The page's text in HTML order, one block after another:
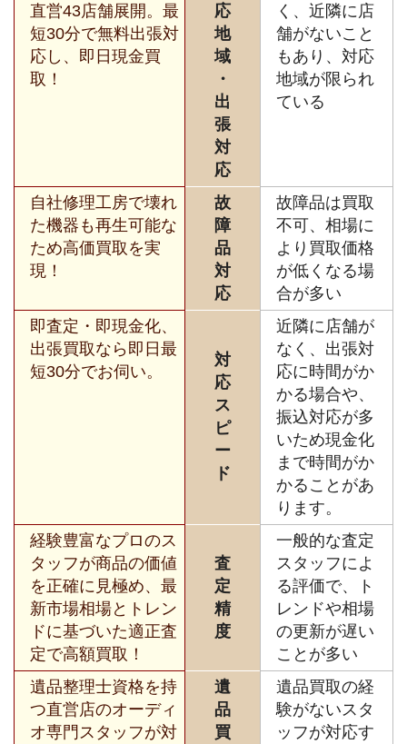
直営43店舗展開。最
短30分で無料出張対
応し、即日現金買
取！
応
地
域
・
出
張
対
応
く、近隣に店
舗がないこと
もあり、対応
地域が限られ
ている
自社修理工房で壊れ
た機器も再生可能な
ため高価買取を実
現！
故
障
品
対
応
故障品は買取
不可、相場に
より買取価格
が低くなる場
合が多い
即査定・即現金化、
出張買取なら即日最
短30分でお伺い。
対
応
ス
ピ
ー
ド
近隣に店舗が
なく、出張対
応に時間がか
かる場合や、
振込対応が多
いため現金化
まで時間がか
かることがあ
ります。
経験豊富なプロのス
タッフが商品の価値
を正確に見極め、最
新市場相場とトレン
ドに基づいた適正査
定で高額買取！
査
定
精
度
一般的な査定
スタッフによ
る評価で、ト
レンドや相場
の更新が遅い
ことが多い
遺品整理士資格を持
つ直営店のオーディ
オ専門スタッフが対
遺
品
買
遺品買取の経
験がないスタ
ッフが対応す